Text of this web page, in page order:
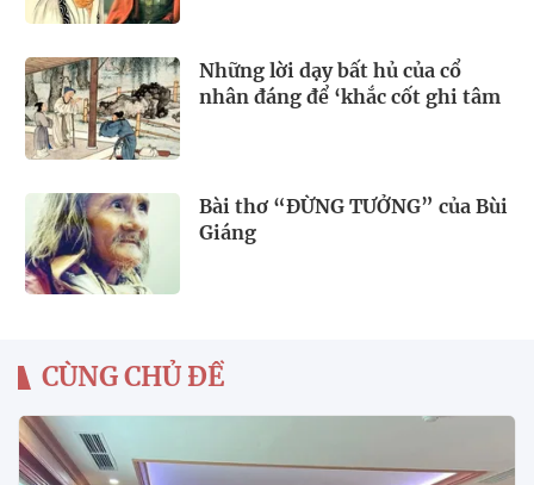
Những lời dạy bất hủ của cổ
nhân đáng để ‘khắc cốt ghi tâm
Bài thơ “ĐỪNG TƯỞNG” của Bùi
Giáng
CÙNG CHỦ ĐỀ